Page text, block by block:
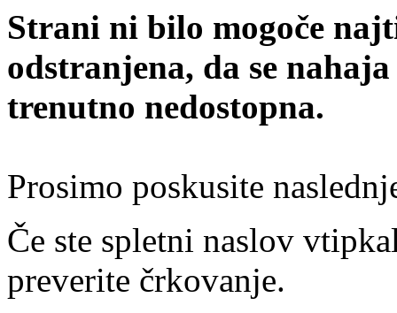
Strani ni bilo mogoče
odstranjena, da se
trenutno nedostopna.
Prosimo poskusite
Če ste spletni naslov
preverite črkovanje.